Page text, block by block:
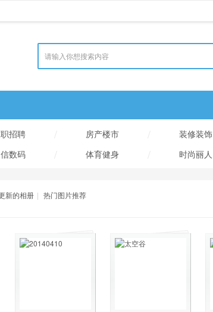
招聘 房产楼市 装修装饰
数码 体育健身 时尚丽人
新的相册 | 热门图片推荐